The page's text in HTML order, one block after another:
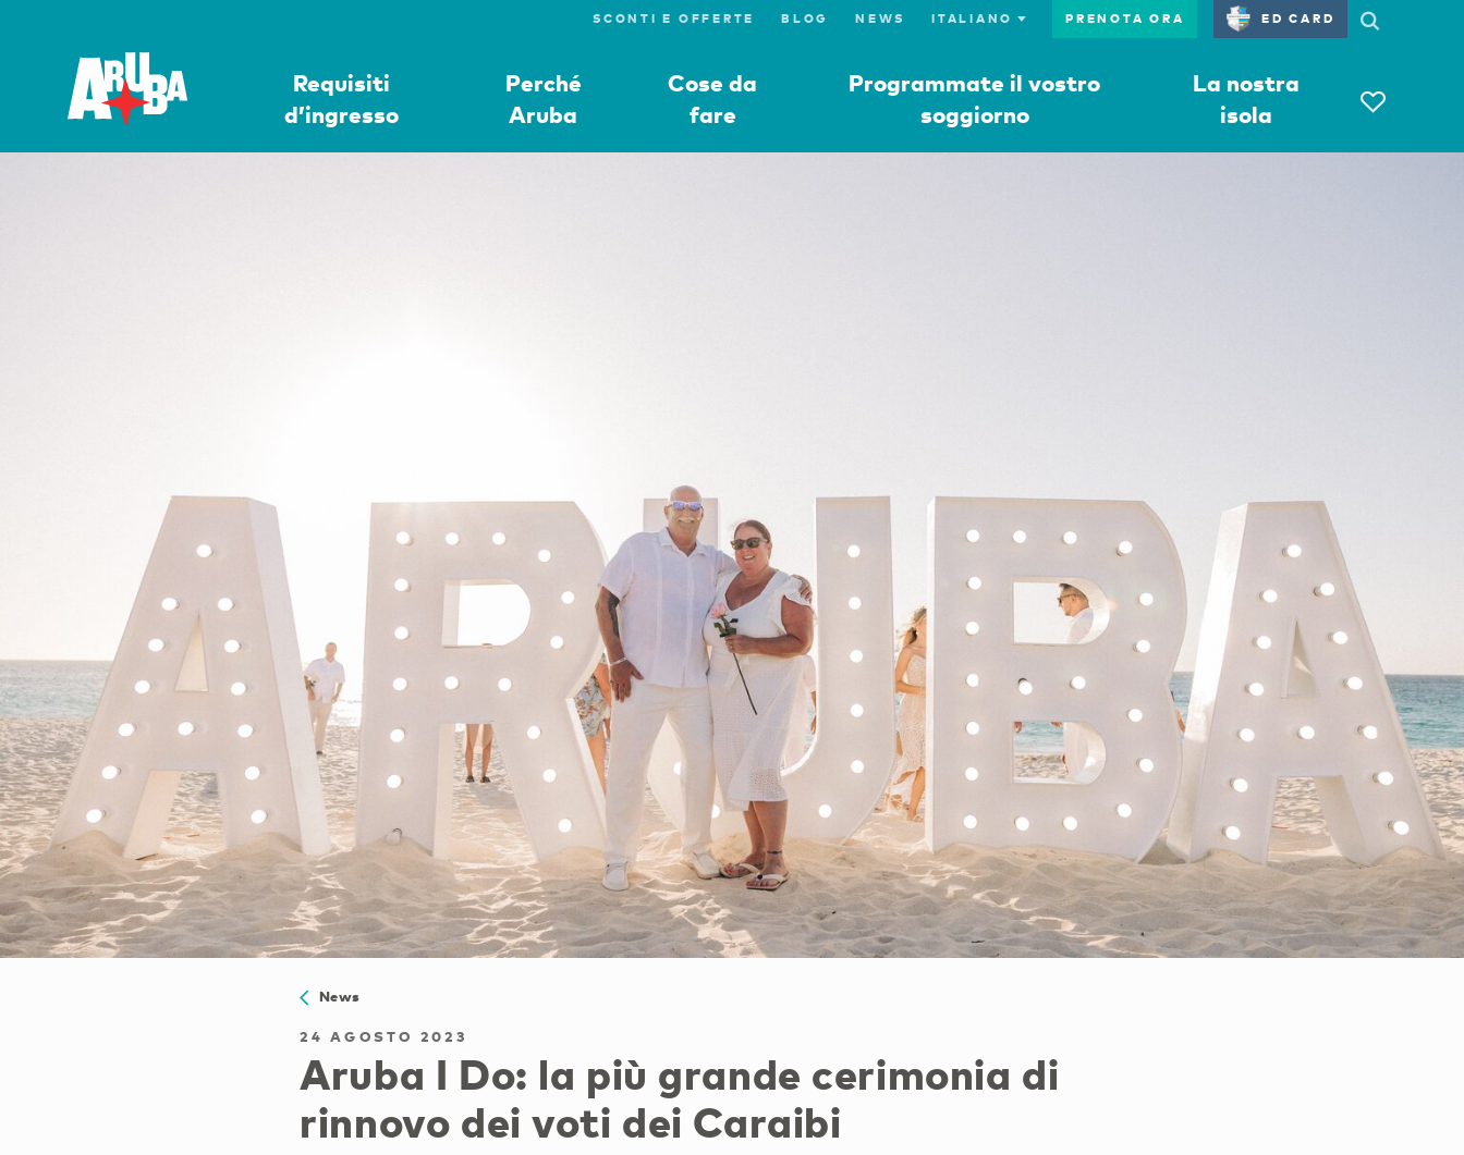
SCONTI E OFFERTE BLOG NEWS PRENOTA ORA ED CARD
Requisiti
d’ingresso
Perché
Aruba
Cose da
fare
Programmate il vostro
soggiorno
La nostra
isola
News
24 AGOSTO 2023
Aruba I Do: la più grande cerimonia di
rinnovo dei voti dei Caraibi